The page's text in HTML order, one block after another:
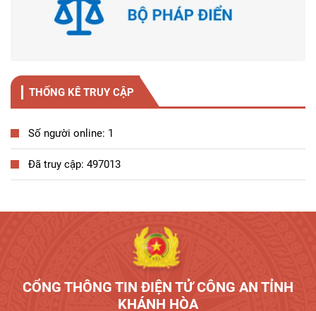
THỐNG KÊ TRUY CẬP
Số người online: 1
Đã truy cập: 497013
CỔNG THÔNG TIN ĐIỆN TỬ CÔNG AN TỈNH
KHÁNH HÒA